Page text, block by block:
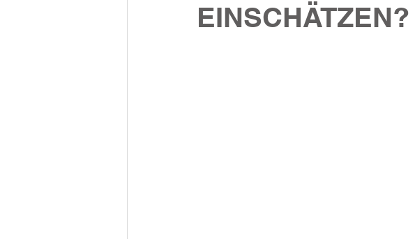
Verhandlungstechnik Kundendienst Innendienst
EINSCHÄTZEN?